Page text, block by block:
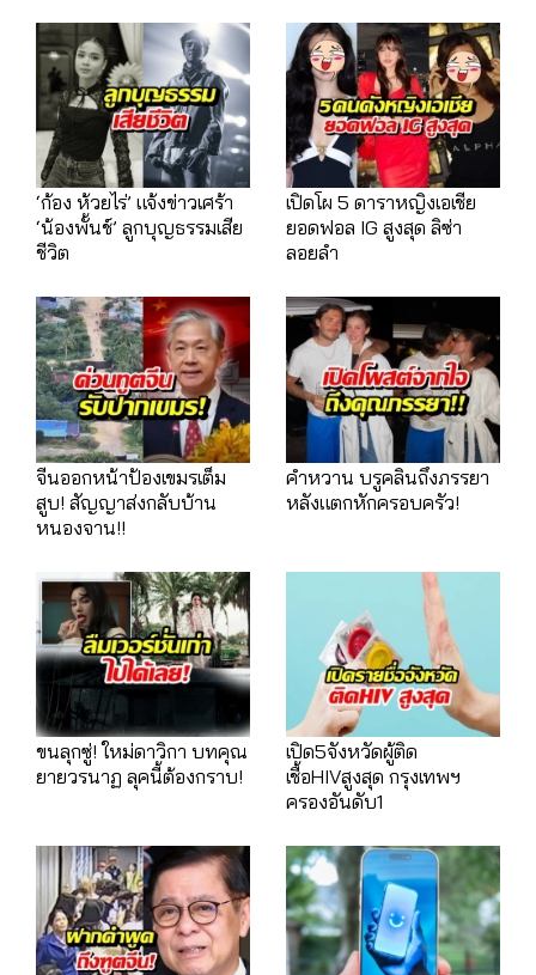
‘ก้อง ห้วยไร่’ แจ้งข่าวเศร้า
‘น้องพั้นช์’ ลูกบุญธรรมเสีย
ชีวิต
เปิดโผ 5 ดาราหญิงเอเชีย
ยอดฟอล IG สูงสุด ลิซ่า
ลอยลำ
จีนออกหน้าป้องเขมรเต็ม
สูบ! สัญญาส่งกลับบ้าน
หนองจาน!!
คำหวาน บรูคลินถึงภรรยา
หลังแตกหักครอบครัว!
ขนลุกซู่! ใหม่ดาวิกา บทคุณ
ยายวรนาฏ ลุคนี้ต้องกราบ!
เปิด5จังหวัดผู้ติด
เชื้อHIVสูงสุด กรุงเทพฯ
ครองอันดับ1